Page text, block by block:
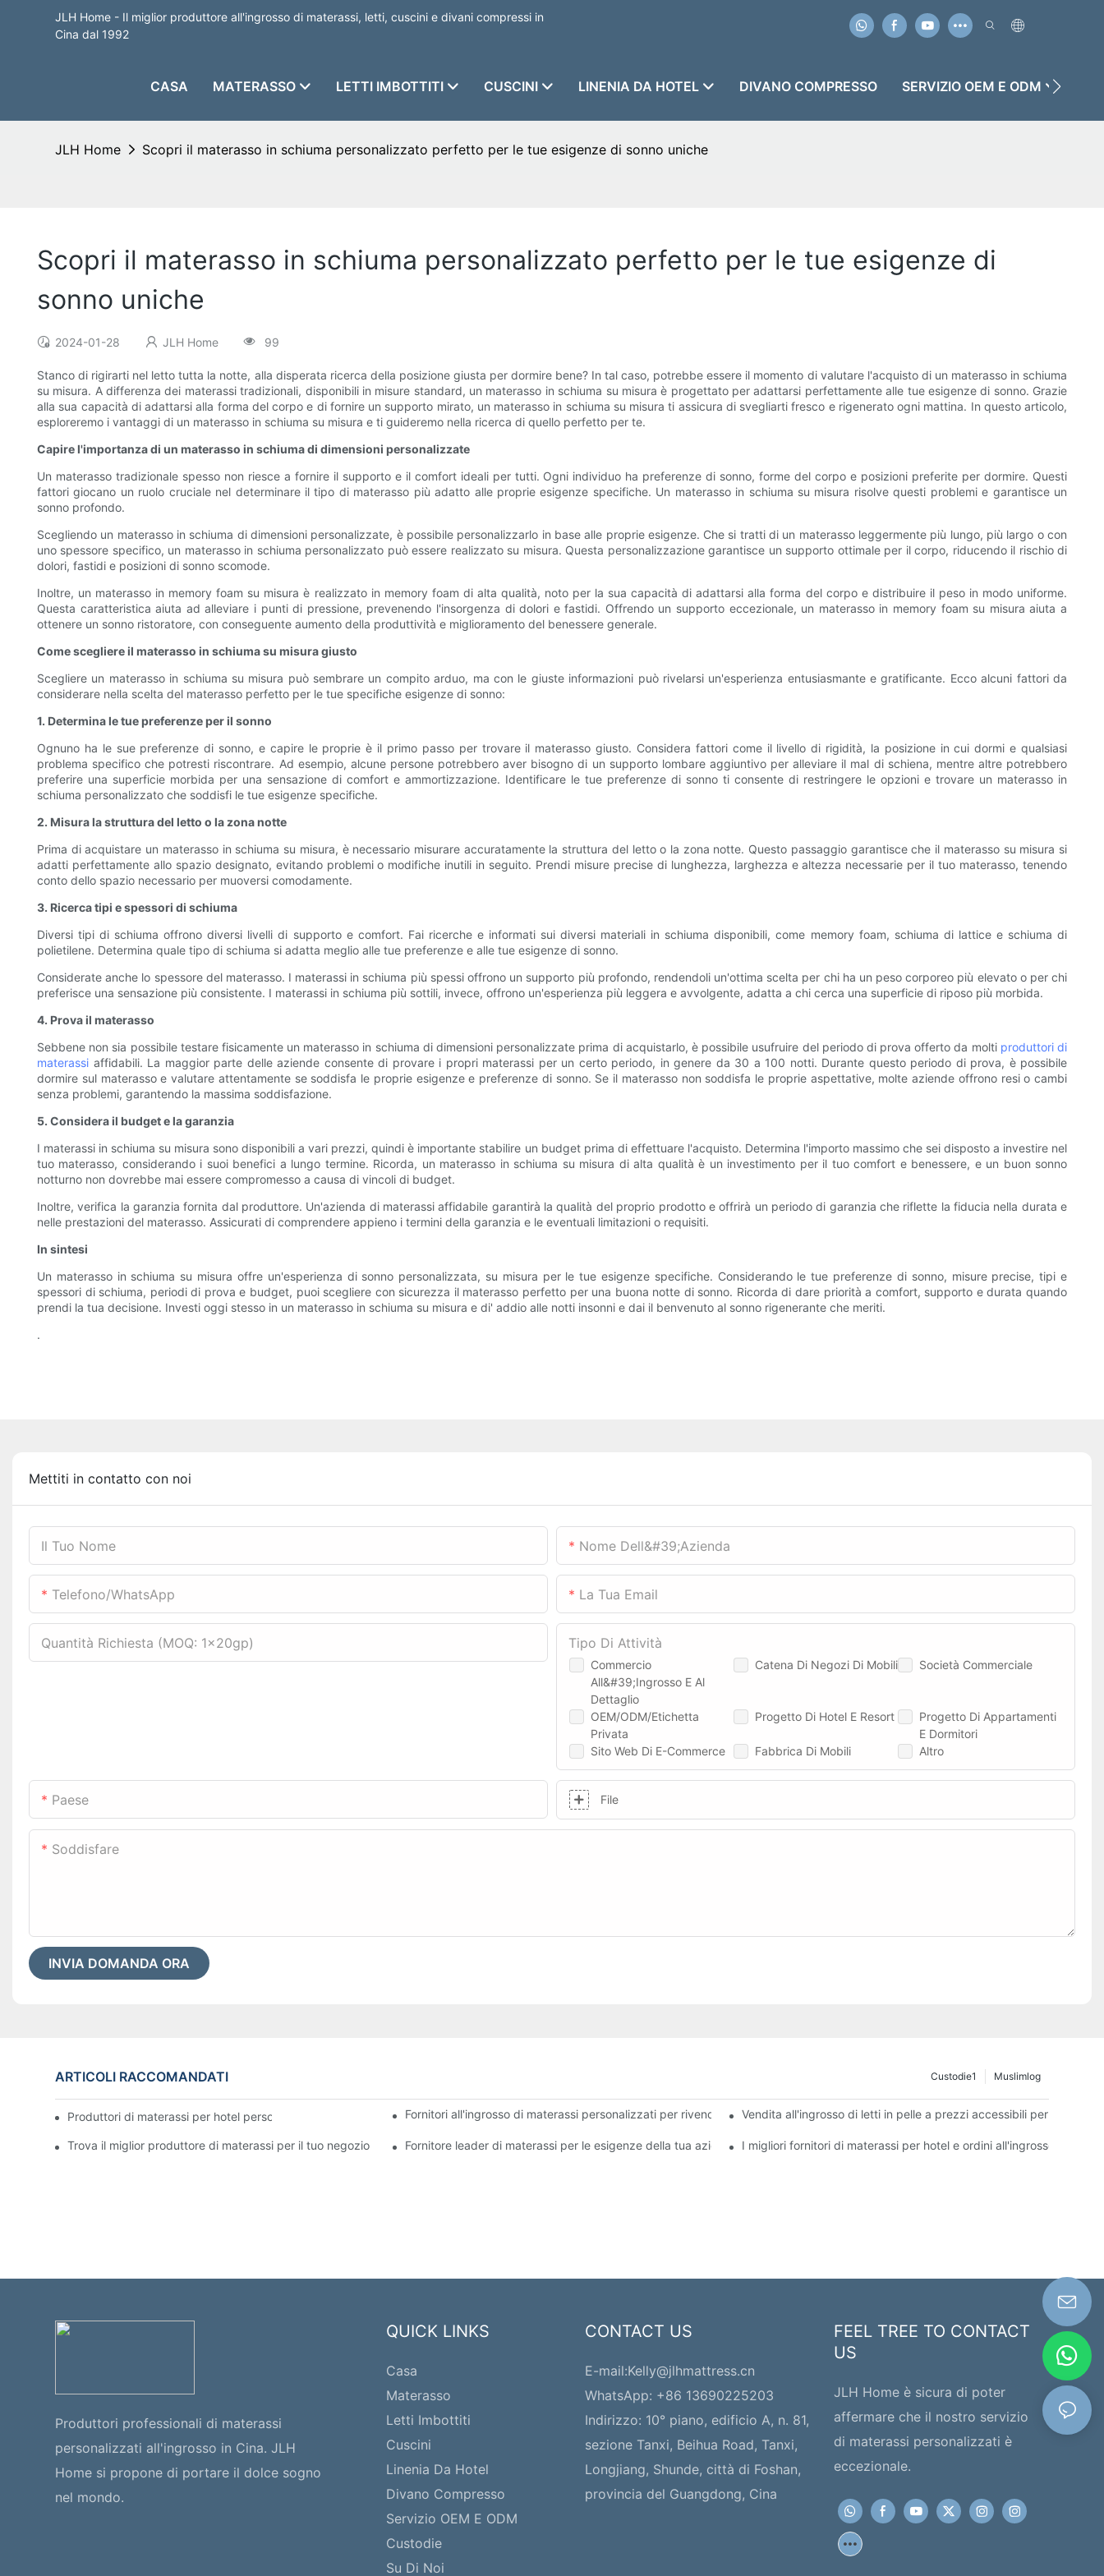
JLH Home - Il miglior produttore all'ingrosso di materassi, letti, cuscini e divani compressi in
Cina dal 1992
CASA MATERASSO LETTI IMBOTTITI CUSCINI LINENIA DA HOTEL DIVANO COMPRESSO SERVIZIO OEM E ODM
JLH Home Scopri il materasso in schiuma personalizzato perfetto per le tue esigenze di sonno uniche
Scopri il materasso in schiuma personalizzato perfetto per le tue esigenze di
sonno uniche
2024-01-28 JLH Home 99
Stanco di rigirarti nel letto tutta la notte, alla disperata ricerca della posizione giusta per dormire bene? In tal caso, potrebbe essere il momento di valutare l'acquisto di un materasso in schiuma
su misura. A differenza dei materassi tradizionali, disponibili in misure standard, un materasso in schiuma su misura è progettato per adattarsi perfettamente alle tue esigenze di sonno. Grazie
alla sua capacità di adattarsi alla forma del corpo e di fornire un supporto mirato, un materasso in schiuma su misura ti assicura di svegliarti fresco e rigenerato ogni mattina. In questo articolo,
esploreremo i vantaggi di un materasso in schiuma su misura e ti guideremo nella ricerca di quello perfetto per te.
Capire l'importanza di un materasso in schiuma di dimensioni personalizzate
Un materasso tradizionale spesso non riesce a fornire il supporto e il comfort ideali per tutti. Ogni individuo ha preferenze di sonno, forme del corpo e posizioni preferite per dormire. Questi
fattori giocano un ruolo cruciale nel determinare il tipo di materasso più adatto alle proprie esigenze specifiche. Un materasso in schiuma su misura risolve questi problemi e garantisce un
sonno profondo.
Scegliendo un materasso in schiuma di dimensioni personalizzate, è possibile personalizzarlo in base alle proprie esigenze. Che si tratti di un materasso leggermente più lungo, più largo o con
uno spessore specifico, un materasso in schiuma personalizzato può essere realizzato su misura. Questa personalizzazione garantisce un supporto ottimale per il corpo, riducendo il rischio di
dolori, fastidi e posizioni di sonno scomode.
Inoltre, un materasso in memory foam su misura è realizzato in memory foam di alta qualità, noto per la sua capacità di adattarsi alla forma del corpo e distribuire il peso in modo uniforme.
Questa caratteristica aiuta ad alleviare i punti di pressione, prevenendo l'insorgenza di dolori e fastidi. Offrendo un supporto eccezionale, un materasso in memory foam su misura aiuta a
ottenere un sonno ristoratore, con conseguente aumento della produttività e miglioramento del benessere generale.
Come scegliere il materasso in schiuma su misura giusto
Scegliere un materasso in schiuma su misura può sembrare un compito arduo, ma con le giuste informazioni può rivelarsi un'esperienza entusiasmante e gratificante. Ecco alcuni fattori da
considerare nella scelta del materasso perfetto per le tue specifiche esigenze di sonno:
1. Determina le tue preferenze per il sonno
Ognuno ha le sue preferenze di sonno, e capire le proprie è il primo passo per trovare il materasso giusto. Considera fattori come il livello di rigidità, la posizione in cui dormi e qualsiasi
problema specifico che potresti riscontrare. Ad esempio, alcune persone potrebbero aver bisogno di un supporto lombare aggiuntivo per alleviare il mal di schiena, mentre altre potrebbero
preferire una superficie morbida per una sensazione di comfort e ammortizzazione. Identificare le tue preferenze di sonno ti consente di restringere le opzioni e trovare un materasso in
schiuma personalizzato che soddisfi le tue esigenze specifiche.
2. Misura la struttura del letto o la zona notte
Prima di acquistare un materasso in schiuma su misura, è necessario misurare accuratamente la struttura del letto o la zona notte. Questo passaggio garantisce che il materasso su misura si
adatti perfettamente allo spazio designato, evitando problemi o modifiche inutili in seguito. Prendi misure precise di lunghezza, larghezza e altezza necessarie per il tuo materasso, tenendo
conto dello spazio necessario per muoversi comodamente.
3. Ricerca tipi e spessori di schiuma
Diversi tipi di schiuma offrono diversi livelli di supporto e comfort. Fai ricerche e informati sui diversi materiali in schiuma disponibili, come memory foam, schiuma di lattice e schiuma di
polietilene. Determina quale tipo di schiuma si adatta meglio alle tue preferenze e alle tue esigenze di sonno.
Considerate anche lo spessore del materasso. I materassi in schiuma più spessi offrono un supporto più profondo, rendendoli un'ottima scelta per chi ha un peso corporeo più elevato o per chi
preferisce una sensazione più consistente. I materassi in schiuma più sottili, invece, offrono un'esperienza più leggera e avvolgente, adatta a chi cerca una superficie di riposo più morbida.
4. Prova il materasso
Sebbene non sia possibile testare fisicamente un materasso in schiuma di dimensioni personalizzate prima di acquistarlo, è possibile usufruire del periodo di prova offerto da molti produttori di
materassi affidabili. La maggior parte delle aziende consente di provare i propri materassi per un certo periodo, in genere da 30 a 100 notti. Durante questo periodo di prova, è possibile
dormire sul materasso e valutare attentamente se soddisfa le proprie esigenze e preferenze di sonno. Se il materasso non soddisfa le proprie aspettative, molte aziende offrono resi o cambi
senza problemi, garantendo la massima soddisfazione.
5. Considera il budget e la garanzia
I materassi in schiuma su misura sono disponibili a vari prezzi, quindi è importante stabilire un budget prima di effettuare l'acquisto. Determina l'importo massimo che sei disposto a investire nel
tuo materasso, considerando i suoi benefici a lungo termine. Ricorda, un materasso in schiuma su misura di alta qualità è un investimento per il tuo comfort e benessere, e un buon sonno
notturno non dovrebbe mai essere compromesso a causa di vincoli di budget.
Inoltre, verifica la garanzia fornita dal produttore. Un'azienda di materassi affidabile garantirà la qualità del proprio prodotto e offrirà un periodo di garanzia che riflette la fiducia nella durata e
nelle prestazioni del materasso. Assicurati di comprendere appieno i termini della garanzia e le eventuali limitazioni o requisiti.
In sintesi
Un materasso in schiuma su misura offre un'esperienza di sonno personalizzata, su misura per le tue esigenze specifiche. Considerando le tue preferenze di sonno, misure precise, tipi e
spessori di schiuma, periodi di prova e budget, puoi scegliere con sicurezza il materasso perfetto per una buona notte di sonno. Ricorda di dare priorità a comfort, supporto e durata quando
prendi la tua decisione. Investi oggi stesso in un materasso in schiuma su misura e di' addio alle notti insonni e dai il benvenuto al sonno rigenerante che meriti.
.
Mettiti in contatto con noi
Il Tuo Nome Nome Dell&#39;azienda
Telefono/WhatsApp La Tua Email
Quantità Richiesta (MOQ: 1x20gp)
Commercio
All&#39;ingrosso E Al
Dettaglio
Catena Di Negozi Di Mobili Società Commerciale
OEM/ODM/Etichetta
Privata
Progetto Di Hotel E Resort
Progetto Di Appartamenti
E Dormitori
Sito Web Di E-Commerce
Fabbrica Di Mobili Altro
Tipo Di Attività
Paese File
Soddisfare
INVIA DOMANDA ORA
ARTICOLI RACCOMANDATI Muslimlog
Custodie1
Produttori di materassi per hotel personalizzati di alta qualità per la tua attivitàFornitori all'ingrosso di materassi personalizzati per rivenditori Vendita all'ingrosso di letti in pelle a prezzi accessibili per la tua
Trova il miglior produttore di materassi per il tuo negozio Fornitore leader di materassi per le esigenze della tua azienda I migliori fornitori di materassi per hotel e ordini all'ingrosso
Produttori professionali di materassi
personalizzati all'ingrosso in Cina. JLH
Home si propone di portare il dolce sogno
nel mondo.
QUICK LINKS
Casa
Materasso
Letti Imbottiti
Cuscini
Linenia Da Hotel
Divano Compresso
Servizio OEM E ODM
Custodie
Su Di Noi
CONTACT US
E-mail:Kelly@jlhmattress.cn
WhatsApp: +86 13690225203
Indirizzo: 10° piano, edificio A, n. 81,
sezione Tanxi, Beihua Road, Tanxi,
Longjiang, Shunde, città di Foshan,
provincia del Guangdong, Cina
FEEL TREE TO CONTACT
US
JLH Home è sicura di poter
affermare che il nostro servizio
di materassi personalizzati è
eccezionale.